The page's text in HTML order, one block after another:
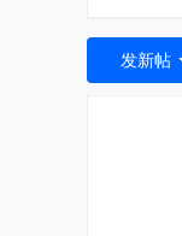
发新帖